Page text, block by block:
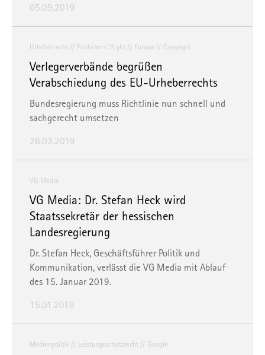
05.09.2019
Urheberrecht Publishers' Right Europa Copyright
Verlegerverbände begrüßen
Verabschiedung des EU-Urheberrechts
Bundesregierung muss Richtlinie nun schnell und
sachgerecht umsetzen
26.03.2019
VG Media
VG Media: Dr. Stefan Heck wird
Staatssekretär der hessischen
Landesregierung
Dr. Stefan Heck, Geschäftsführer Politik und
Kommunikation, verlässt die VG Media mit Ablauf
des 15. Januar 2019.
15.01.2019
Medienpolitik Leistungsschutzrecht Google